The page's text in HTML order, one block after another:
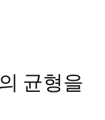
균형을